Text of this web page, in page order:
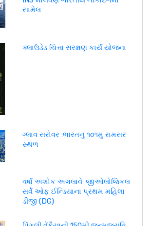
સામેલ
ક્લાઉડેડ ચિત્તા સંરક્ષણ કાર્ય યોજના
ગ્લાવ સરોવર :ભારતનું ૧૦૧મું રામસર
સ્થળ
વર્ષા અશોક અગલાવે: જીઓલોજિકલ
સર્વે ઓફ ઈન્ડિયાના પ્રથમ મહિલા
ડીજી (DG)